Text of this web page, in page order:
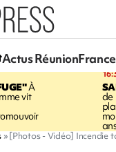
Actus Réunion
À
vit de
[Photos - Vidéo] Incendie